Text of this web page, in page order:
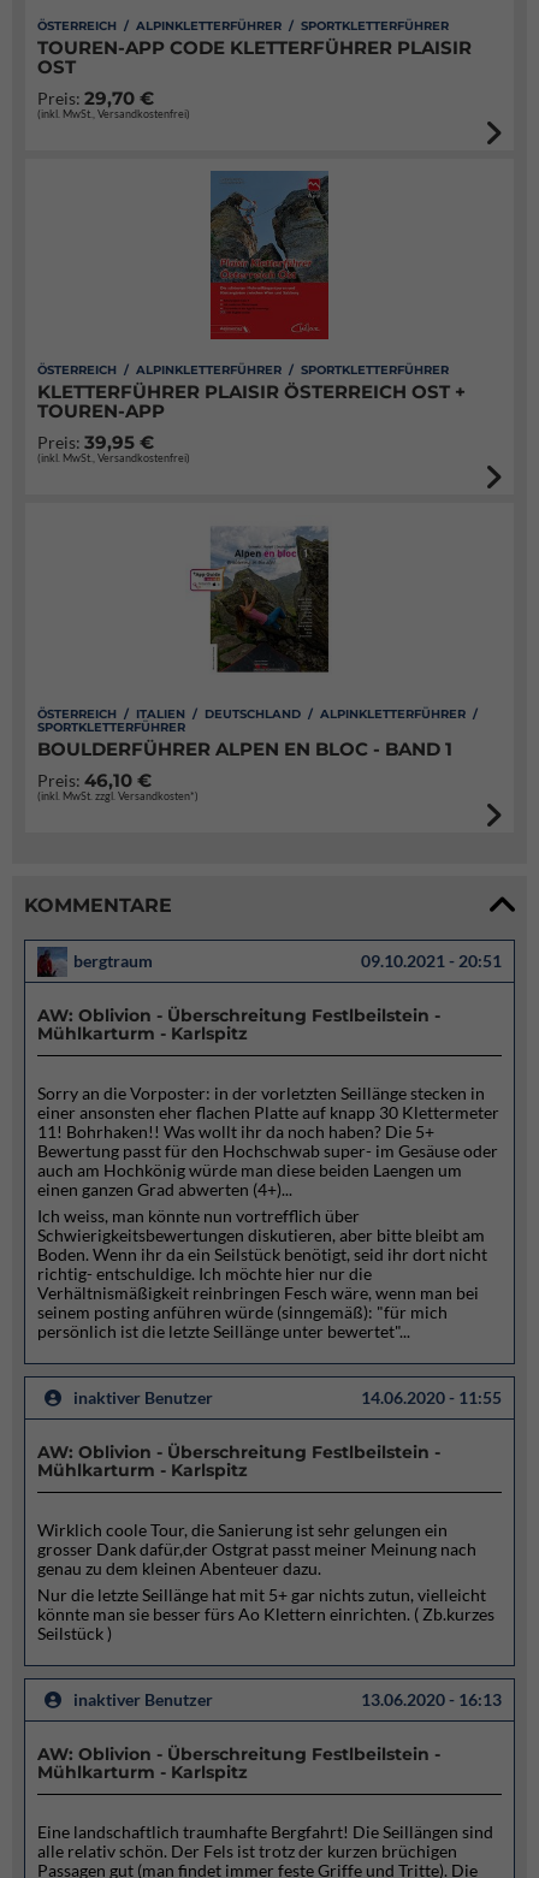
ÖSTERREICH / ALPINKLETTERFÜHRER / SPORTKLETTERFÜHRER
TOUREN-APP CODE KLETTERFÜHRER PLAISIR
OST
Preis: 29,70 €
(inkl. MwSt., Versandkostenfrei)
ÖSTERREICH / ALPINKLETTERFÜHRER / SPORTKLETTERFÜHRER
KLETTERFÜHRER PLAISIR ÖSTERREICH OST +
TOUREN-APP
Preis: 39,95 €
(inkl. MwSt., Versandkostenfrei)
ÖSTERREICH / ITALIEN / DEUTSCHLAND / ALPINKLETTERFÜHRER /
SPORTKLETTERFÜHRER
BOULDERFÜHRER ALPEN EN BLOC - BAND 1
Preis: 46,10 €
(inkl. MwSt. zzgl. Versandkosten*)
KOMMENTARE
bergtraum 09.10.2021 - 20:51
AW: Oblivion - Überschreitung Festlbeilstein -
Mühlkarturm - Karlspitz
Sorry an die Vorposter: in der vorletzten Seillänge stecken in
einer ansonsten eher flachen Platte auf knapp 30 Klettermeter
11! Bohrhaken!! Was wollt ihr da noch haben? Die 5+
Bewertung passt für den Hochschwab super- im Gesäuse oder
auch am Hochkönig würde man diese beiden Laengen um
einen ganzen Grad abwerten (4+)...
Ich weiss, man könnte nun vortrefflich über
Schwierigkeitsbewertungen diskutieren, aber bitte bleibt am
Boden. Wenn ihr da ein Seilstück benötigt, seid ihr dort nicht
richtig- entschuldige. Ich möchte hier nur die
Verhältnismäßigkeit reinbringen Fesch wäre, wenn man bei
seinem posting anführen würde (sinngemäß): "für mich
persönlich ist die letzte Seillänge unter bewertet"...
inaktiver Benutzer 14.06.2020 - 11:55
AW: Oblivion - Überschreitung Festlbeilstein -
Mühlkarturm - Karlspitz
Wirklich coole Tour, die Sanierung ist sehr gelungen ein
grosser Dank dafür,der Ostgrat passt meiner Meinung nach
genau zu dem kleinen Abenteuer dazu.
Nur die letzte Seillänge hat mit 5+ gar nichts zutun, vielleicht
könnte man sie besser fürs Ao Klettern einrichten. ( Zb.kurzes
Seilstück )
inaktiver Benutzer 13.06.2020 - 16:13
AW: Oblivion - Überschreitung Festlbeilstein -
Mühlkarturm - Karlspitz
Eine landschaftlich traumhafte Bergfahrt! Die Seillängen sind
alle relativ schön. Der Fels ist trotz der kurzen brüchigen
Passagen gut (man findet immer feste Griffe und Tritte). Die